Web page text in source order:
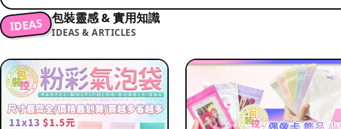
IDEAS 包裝靈感 & 實用知識
IDEAS & ARTICLES